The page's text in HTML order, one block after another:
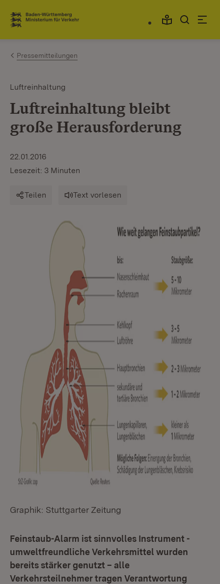
Zum Inhalt springen
Link zur Startseite
Pressemitteilungen
Luftreinhaltung
Luftreinhaltung bleibt
große Herausforderung
22.01.2016
Lesezeit: 3 Minuten
Teilen Text vorlesen
Graphik: Stuttgarter Zeitung
Feinstaub-Alarm ist sinnvolles Instrument -
umweltfreundliche Verkehrsmittel wurden
bereits stärker genutzt – alle
Verkehrsteilnehmer tragen Verantwortung